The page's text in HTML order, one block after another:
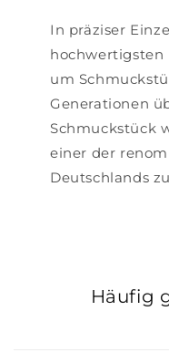
In präziser
hochwertigsten
um
Generationen
Schmuckstück
einer der
Deutschlands
Häufig